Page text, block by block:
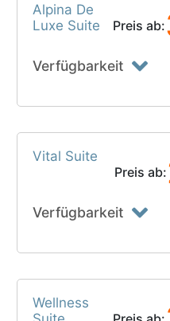
Alpina De
Luxe Suite
Preis ab:
Verfügbarkeit
Vital Suite
Preis ab:
Verfügbarkeit
Wellness